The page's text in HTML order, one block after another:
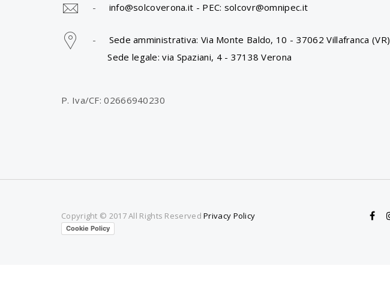
- info@solcoverona.it - PEC: solcovr@omnipec.it
- Sede amministrativa: Via Monte Baldo, 10 - 37062 Villafranca (VR)
Sede legale: via Spaziani, 4 - 37138 Verona
P. Iva/CF: 02666940230
Copyright © 2017 All Rights ReservedPrivacy Policy
Cookie Policy